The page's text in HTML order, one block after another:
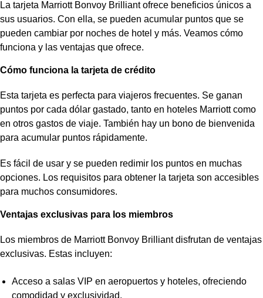
La tarjeta Marriott Bonvoy Brilliant ofrece beneficios únicos a
sus usuarios. Con ella, se pueden acumular puntos que se
pueden cambiar por noches de hotel y más. Veamos cómo
funciona y las ventajas que ofrece.
Cómo funciona la tarjeta de crédito
Esta tarjeta es perfecta para viajeros frecuentes. Se ganan
puntos por cada dólar gastado, tanto en hoteles Marriott como
en otros gastos de viaje. También hay un bono de bienvenida
para acumular puntos rápidamente.
Es fácil de usar y se pueden redimir los puntos en muchas
opciones. Los requisitos para obtener la tarjeta son accesibles
para muchos consumidores.
Ventajas exclusivas para los miembros
Los miembros de Marriott Bonvoy Brilliant disfrutan de ventajas
exclusivas. Estas incluyen:
Acceso a salas VIP en aeropuertos y hoteles, ofreciendo
comodidad y exclusividad.